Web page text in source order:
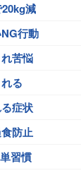
減
行動
苦悩
る
症状
防止
習慣